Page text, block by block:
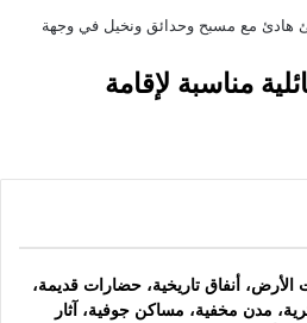
مناسبة لإقامة
أنفاق تاريخية، حضارات قديمة،
مدن مخفية، مساكن جوفية، آثار